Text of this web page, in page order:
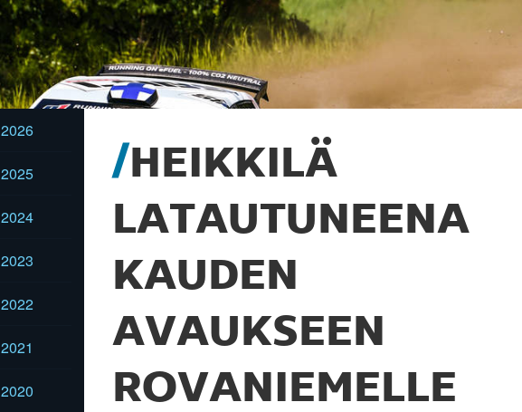
2026
2025
2024
2023
2022
2021
2020
HEIKKILÄ
LATAUTUNEENA
KAUDEN
AVAUKSEEN
ROVANIEMELLE